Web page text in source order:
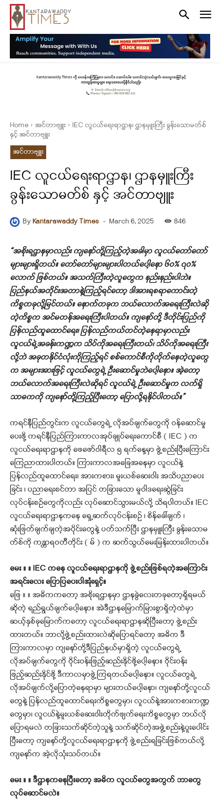
Home အင်တာဗျူး
IEC လူငယ်ရေးရာဌာန၊ ဌာနမှူးကြီး ခွန်းသောမတ်စ်
နှင့် အင်တာဗျူး
အင်တာဗျူး
IEC လူငယ်ရေးရာဌာန၊ ဌာနမှူးကြီး
ခွန်းသောမတ်စ် နှင့် အင်တာဗျူး
By Kantarawaddy Times - March 6, 2025 846
“အစိုးရဌာနမှာလည်း ကျနော်တို့ကြည့်တဲ့အခါမှာ လူငယ်တော်တော်
များများရှိတယ်။ တော်တော်များများပါတယ်ပေါ့နော ၆၀% ၇၀%
လောက် ဖြစ်တယ်။ အသက်ကြီးတဲ့လူတွေက နည်းနည်းပါဘဲ။
ပြည်နယ်အတိုင်းအတာနဲ့ကြည့်ရင်တော့ ဒါအားရစရာကောင်းတဲ့
ကိစ္စတခုလို့မြင်တယ်။ နောက်တခုက ဘယ်လောက်အရေးကြီးလဲဆို
တဲ့ကိစ္စက အင်မတန်အရေးကြီးပါတယ်။ ကျနော်တို့ ဒီတိုင်းပြည်ကို
ပြန်လည်ထူထောင်ရေး၊ ပြန်လည်ကယ်တင်တဲ့နေရာမှာလည်း
လူငယ်ရဲ့အခန်းကဏ္ဍက သိပ်ကိုအရေးကြီးတယ်၊ သိပ်ကိုအရေးကြီး
လို့ဘဲ အခုတနိုင်ငံလုံးကိုကြည့်ရင် စစ်ကောင်စီကိုတိုက်နေတဲ့လူတွေ
က အများအားဖြင့် လူငယ်တွေရဲ့ ဦးဆောင်မှုဘဲပေါ့နော။ အဲ့တော့
ဘယ်လောက်အရေးကြီးလဲဆိုရင် လူငယ်ရဲ့ ဦးဆောင်မှုက လက်ရှိ
သာဓကကို ကျနော်တို့ကြည့်ပြီးတော့ ပြောလို့ရနိုင်ပါတယ်။”
ကရင်နီပြည်တွင်းက လူငယ်တွေရဲ့ လိုအပ်ချက်တွေကို ဝန်ဆောင်မှု
ပေးဖို့ ကရင်နီပြည်ကြားကာလအုပ်ချုပ်ရေးကောင်စီ ( IEC ) က
လူငယ်ရေးရာဌာနကို ဖေဖော်ဝါရီလ ၅ ရက်နေ့မှာ ဖွဲ့စည်းပြီးကြောင်း
ကြေညာထားပါတယ်။ ကြားကာလအခြေအနေမှာ လူငယ်နဲ့
ပြန်လည်ထူထောင်ရေး၊ အားကစား၊ မူးယစ်ဆေးဝါး အသိပညာပေး
ခြင်း ၊ ပညာရေးစင်တာ အပြင် တခြားသော မူဝါဒရေးဆွဲခြင်း
လုပ်ငန်းစဉ်တွေကိုလည်း လုပ်ဆောင်သွားမယ်လို့ သိရပါတယ်။ IEC
လူငယ်ရေးရာဌာနကနေ ရှေ့ဆက်လုပ်ငန်းစဉ် ၊ စိန်ခေါ်ချက် ၊
ဆုံးဖြတ်ချက်ချတဲ့အပိုင်းတွေနဲ့ ပတ်သက်ပြီး ဌာနမှူးကြီး ခွန်းသောမ
တ်စ်ကို ကန္တာရဝတီတိုင်း ( မ် ) က ဆက်သွယ်မေးမြန်းထားပါတယ်။
မေး ။ ။ IEC ကနေ လူငယ်ရေးရာဌာနကို ဖွဲ့စည်းဖြစ်ရတဲ့အကြောင်း
အရင်းလေး ပြောပြပေးပါအုံးရှင့်။
ဖြေ ။ ။ အဓိကကတော့ အစိုးရဌာနမှာ ဌာနခွဲလေးတခုတော့ရှိရမယ်
ဆိုတဲ့ ရည်ရွယ်ချက်ပေါ့နော။ အဲဒီဌာနမြောက်မြားစွာရှိတဲ့ထဲမှာ
ဆယ့်နှစ်ခုမြောက်ကတော့ လူငယ်ရေးရာဌာနဆိုပြီးတော့ ဖွဲ့စည်း
ထားတယ်။ ဘာလို့ဖွဲ့စည်းထားလဲဆိုပြောရင်တော့ အဓိက ဒီ
ကြားကာလမှာ ကျနော်တို့ဒီပြည်နယ်မှာရှိတဲ့ လူငယ်တွေရဲ့
လိုအပ်ချက်တွေကို ဝိုင်းဝန်းဖြည့်ဆည်းနိုင်ဖို့ပေါ့နော။ ဝိုင်းဝန်း
ဖြည့်ဆည်းနိုင်ဖို့ ဒီကာလမှာဖွဲ့ကြရတယ်ပေါ့နော။ လူငယ်တွေရဲ့
လိုအပ်ချက်လို့ပြောတဲ့နေရာမှာ များတယ်ပေါ့နော၊ ကျနော်တို့လူငယ်
တွေနဲ့ ပြန်လည်ထူထောင်ရေးကိစ္စတွေမှာ၊ လူငယ်နဲ့အားကစားကဏ္ဍ
တွေမှာ၊ လူငယ်နဲ့မူးယစ်ဆေးဝါးတိုက်ဖျက်ရေးကိစ္စတွေမှာ ဘယ်လို
ပြောရမလဲ တခြားသက်ဆိုင်တဲ့သူနဲ့ သက်ဆိုင်တဲ့အဖွဲ့စည်းနဲ့ပူးပေါင်း
ပြီးတော့ ကျနော်တို့လူငယ်ရေးရာဌာနကို ဖွဲ့စည်းရခြင်းဖြစ်တယ်လို့
ကျနော်က အဲ့လိုသုံးသပ်တယ်။
မေး ။ ။ ဒီဌာနကနေပြီးတော့ အဓိက လူငယ်တွေအတွက် ဘာတွေ
လုပ်ဆောင်မလဲ။